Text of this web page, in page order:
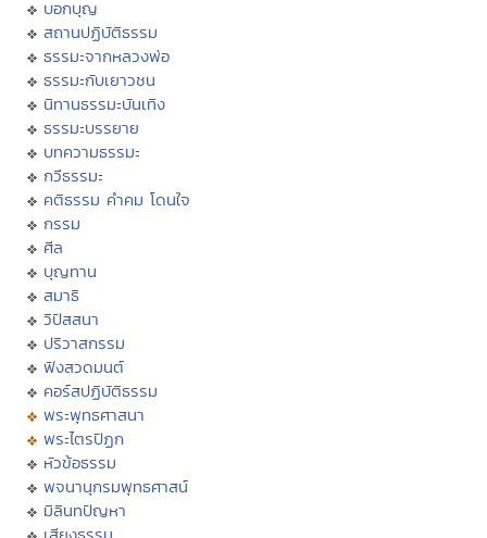
บอกบุญ
สถานปฏิบัติธรรม
ธรรมะจากหลวงพ่อ
ธรรมะกับเยาวชน
นิทานธรรมะบันเทิง
ธรรมะบรรยาย
บทความธรรมะ
กวีธรรมะ
คติธรรม คำคม โดนใจ
กรรม
ศีล
บุญทาน
สมาธิ
วิปัสสนา
ปริวาสกรรม
ฟังสวดมนต์
คอร์สปฏิบัติธรรม
พระพุทธศาสนา
พระไตรปิฏก
หัวข้อธรรม
พจนานุกรมพุทธศาสน์
มิลินทปัญหา